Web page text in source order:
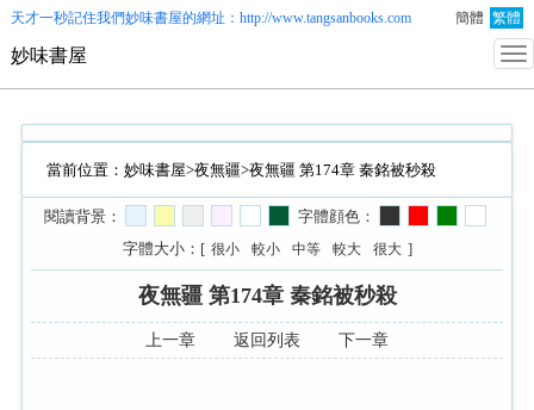
天才一秒記住我們妙味書屋的網址：http://www.tangsanbooks.com 簡體 繁體
妙味書屋
當前位置： 妙味書屋>夜無疆>夜無疆 第174章 秦銘被秒殺
閱讀背景：
字體顔色：
字體大小：[ 很小 較小 中等 較大 很大 ]
夜無疆 第174章 秦銘被秒殺
上一章 返回列表 下一章